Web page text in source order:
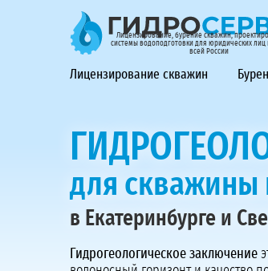
Лицензирование, бурение скважин,
системы водоподготовки для юридических
всей России
ГидроСервис - лицензирование,
Лицензирование скважин
для скважины
в Екатеринбурге и
Гидрогеологическое заключение